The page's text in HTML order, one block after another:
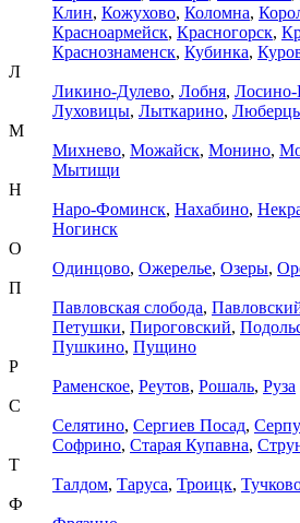
Клин, Кожухово, Коломна,
Красноармейск, Красногорск,
Краснознаменск, Кубинка,
Л
Ликино-Дулево, Лобня, Лосино-
Луховицы, Лыткарино,
М
Михнево, Можайск, Монино,
Мытищи
Н
Наро-Фоминск, Нахабино,
Ногинск
О
Одинцово, Ожерелье, Озеры,
П
Павловская слобода,
Петушки, Пироговский,
Пушкино, Пущино
Р
Раменское, Реутов, Рошаль, Руза
С
Селятино, Сергиев Посад,
Софрино, Старая Купавна,
Т
Талдом, Таруса, Троицк,
Ф